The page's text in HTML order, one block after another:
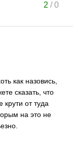
2 /0
как назовись,
сказать, что
от туда
на это не